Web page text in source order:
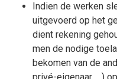
Indien de werken
uitgevoerd op het
dient rekening
men de nodige
bekomen van de